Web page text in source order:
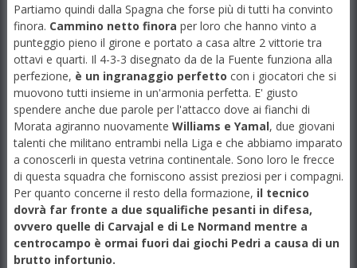
Partiamo quindi dalla Spagna che forse più di tutti ha convinto
finora. Cammino netto finora per loro che hanno vinto a
punteggio pieno il girone e portato a casa altre 2 vittorie tra
ottavi e quarti. Il 4-3-3 disegnato da de la Fuente funziona alla
perfezione, è un ingranaggio perfetto con i giocatori che si
muovono tutti insieme in un'armonia perfetta. E' giusto
spendere anche due parole per l'attacco dove ai fianchi di
Morata agiranno nuovamente Williams e Yamal, due giovani
talenti che militano entrambi nella Liga e che abbiamo imparato
a conoscerli in questa vetrina continentale. Sono loro le frecce
di questa squadra che forniscono assist preziosi per i compagni.
Per quanto concerne il resto della formazione, il tecnico
dovrà far fronte a due squalifiche pesanti in difesa,
ovvero quelle di Carvajal e di Le Normand mentre a
centrocampo è ormai fuori dai giochi Pedri a causa di un
brutto infortunio.